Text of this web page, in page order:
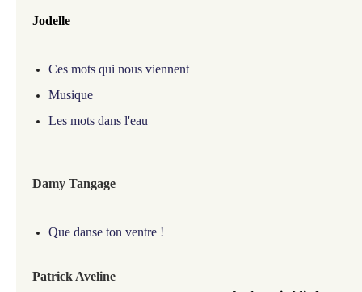
Jodelle
Ces mots qui nous viennent
Musique
Les mots dans l'eau
Damy Tangage
Que danse ton ventre !
Patrick Aveline